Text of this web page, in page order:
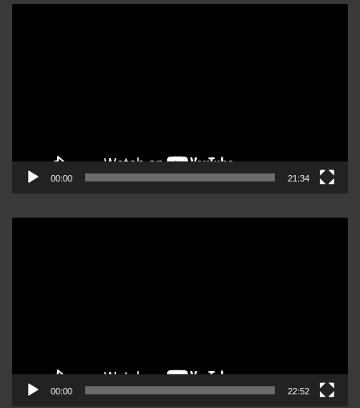
00:00 21:34
00:00 22:52